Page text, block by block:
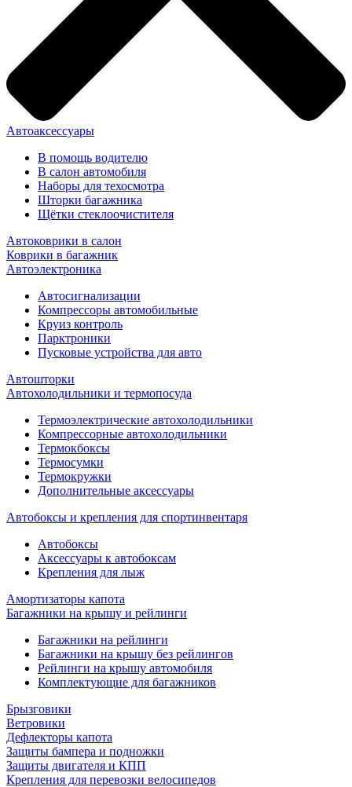
Автоаксессуары
В помощь водителю
В салон автомобиля
Наборы для техосмотра
Шторки багажника
Щётки стеклоочистителя
Автоковрики в салон
Коврики в багажник
Автоэлектроника
Автосигнализации
Компрессоры автомобильные
Круиз контроль
Парктроники
Пусковые устройства для авто
Автошторки
Автохолодильники и термопосуда
Термоэлектрические автохолодильники
Компрессорные автохолодильники
Термокбоксы
Термосумки
Термокружки
Дополнительные аксессуары
Автобоксы и крепления для спортинвентаря
Автобоксы
Аксессуары к автобоксам
Крепления для лыж
Амортизаторы капота
Багажники на крышу и рейлинги
Багажники на рейлинги
Багажники на крышу без рейлингов
Рейлинги на крышу автомобиля
Комплектующие для багажников
Брызговики
Ветровики
Дефлекторы капота
Защиты бампера и подножки
Защиты двигателя и КПП
Крепления для перевозки велосипедов